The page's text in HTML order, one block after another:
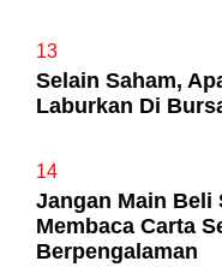
13
Selain Saham,
Laburkan Di
14
Jangan Main Beli
Membaca Carta
Berpengalaman